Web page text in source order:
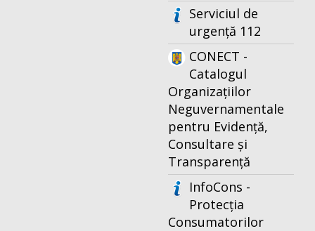
Serviciul de
urgență 112
CONECT -
Catalogul
Organizațiilor
Neguvernamentale
pentru Evidență,
Consultare și
Transparență
InfoCons -
Protecția
Consumatorilor